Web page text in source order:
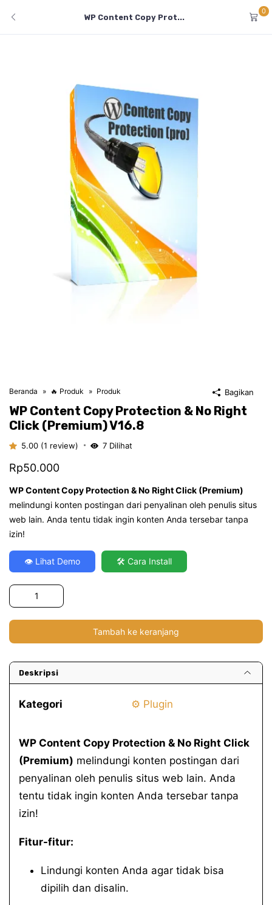
WP Content Copy Prot...
0
Beranda 🔥 Produk Produk
WP Content Copy Protection & No Right
Click (premium) V16.8
5.00 (1 review) 7 Dilihat
Rp50.000
WP Content Copy Protection & No Right Click (Premium)
melindungi konten postingan dari penyalinan oleh penulis situs
web lain. Anda tentu tidak ingin konten Anda tersebar tanpa
izin!
👁️ Lihat Demo 🛠️ Cara Install
Kuantitas
WP
Content
&
No
Click
v16.8
Tambah ke keranjang
Bagikan
Deskripsi
Kategori ⚙️ Plugin
WP Content Copy Protection & No Right Click
(Premium) melindungi konten postingan dari
penyalinan oleh penulis situs web lain. Anda
tentu tidak ingin konten Anda tersebar tanpa
izin!
Fitur-fitur:
Lindungi konten Anda agar tidak bisa
dipilih dan disalin.